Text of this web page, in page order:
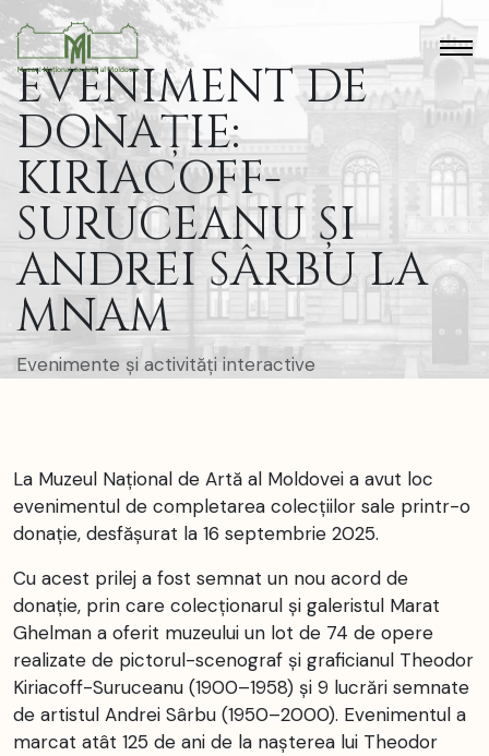
EVENIMENT DE
DONAȚIE:
KIRIACOFF-
SURUCEANU ȘI
ANDREI SÂRBU LA
MNAM
Evenimente și activități interactive
La Muzeul Național de Artă al Moldovei a avut loc
evenimentul de completarea colecțiilor sale printr-o
donaţie, desfășurat la 16 septembrie 2025.
Cu acest prilej a fost semnat un nou acord de
donație, prin care colecționarul și galeristul Marat
Ghelman a oferit muzeului un lot de 74 de opere
realizate de pictorul-scenograf și graficianul Theodor
Kiriacoff-Suruceanu (1900–1958) și 9 lucrări semnate
de artistul Andrei Sârbu (1950–2000). Evenimentul a
marcat atât 125 de ani de la nașterea lui Theodor